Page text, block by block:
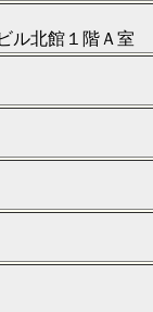
ル北館１階Ａ室